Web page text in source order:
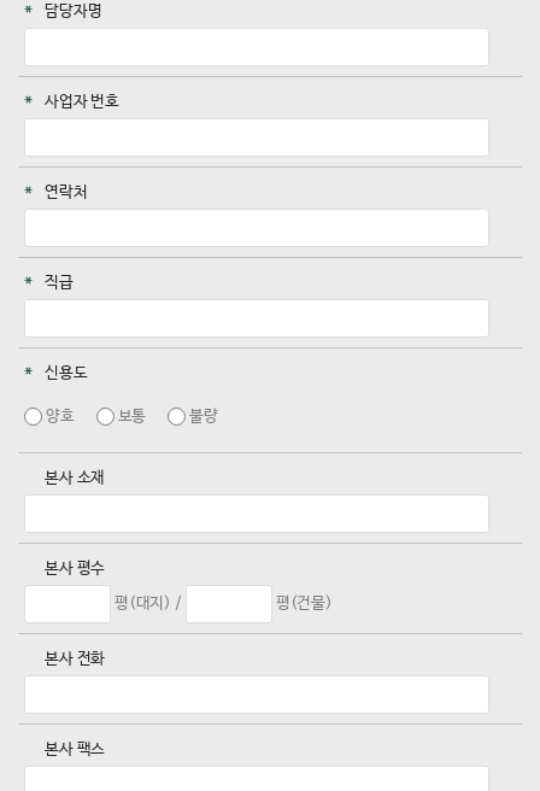
담당자명
사업자 번호
연락처
직급
신용도
양호 보통 불량
본사 소재
본사 평수
평(대지) /
평(건물)
본사 전화
본사 팩스